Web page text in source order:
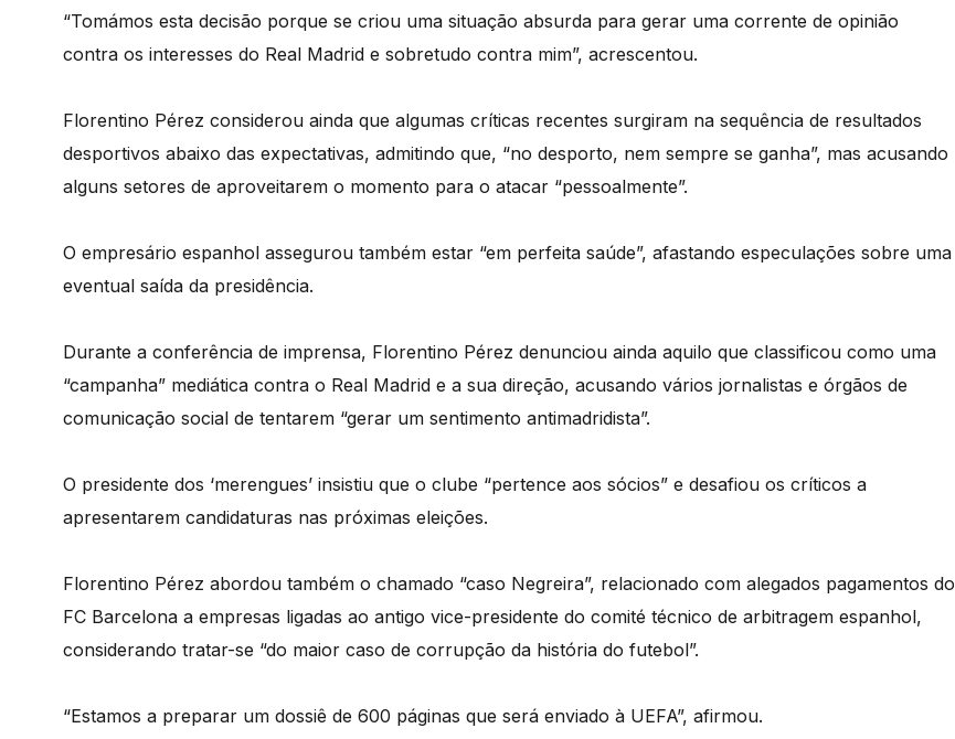
“Tomámos esta decisão porque se criou uma situação absurda para gerar uma corrente de opinião
contra os interesses do Real Madrid e sobretudo contra mim”, acrescentou.
Florentino Pérez considerou ainda que algumas críticas recentes surgiram na sequência de resultados
desportivos abaixo das expectativas, admitindo que, “no desporto, nem sempre se ganha”, mas acusando
alguns setores de aproveitarem o momento para o atacar “pessoalmente”.
O empresário espanhol assegurou também estar “em perfeita saúde”, afastando especulações sobre uma
eventual saída da presidência.
Durante a conferência de imprensa, Florentino Pérez denunciou ainda aquilo que classificou como uma
“campanha” mediática contra o Real Madrid e a sua direção, acusando vários jornalistas e órgãos de
comunicação social de tentarem “gerar um sentimento antimadridista”.
O presidente dos ‘merengues’ insistiu que o clube “pertence aos sócios” e desafiou os críticos a
apresentarem candidaturas nas próximas eleições.
Florentino Pérez abordou também o chamado “caso Negreira”, relacionado com alegados pagamentos do
FC Barcelona a empresas ligadas ao antigo vice-presidente do comité técnico de arbitragem espanhol,
considerando tratar-se “do maior caso de corrupção da história do futebol”.
“Estamos a preparar um dossiê de 600 páginas que será enviado à UEFA”, afirmou.